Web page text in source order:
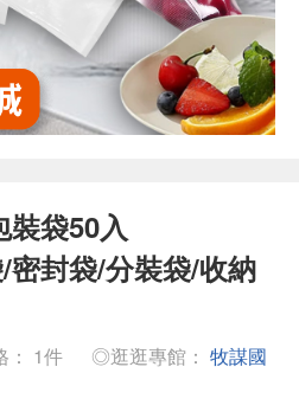
裝袋50入
封袋/分裝袋/收納
： 1件 ◎逛逛專館： 牧謀國